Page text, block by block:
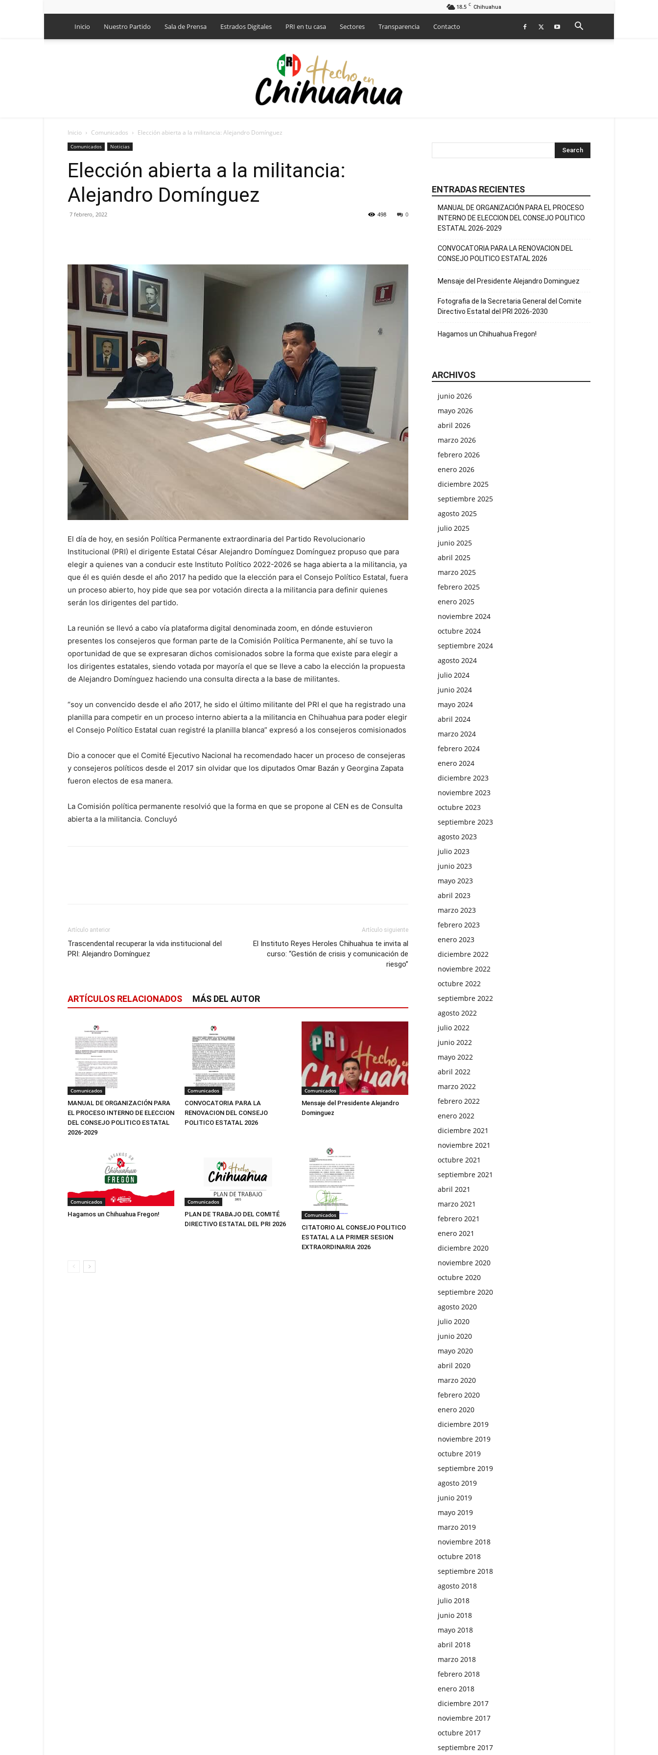
18.5 C Chihuahua
Inicio Nuestro Partido Sala de Prensa Estrados Digitales PRI en tu casa Sectores Transparencia Contacto
Chihuahua
Inicio Comunicados Elección abierta a la militancia: Alejandro Domínguez
Comunicados Noticias
Elección abierta a la militancia:
Alejandro Domínguez
7 febrero, 2022 0
498
El día de hoy, en sesión Política Permanente extraordinaria del Partido Revolucionario
Institucional (PRI) el dirigente Estatal César Alejandro Domínguez Domínguez propuso que para
elegir a quienes van a conducir este Instituto Político 2022-2026 se haga abierta a la militancia, ya
que él es quién desde el año 2017 ha pedido que la elección para el Consejo Político Estatal, fuera
un proceso abierto, hoy pide que sea por votación directa a la militancia para definir quienes
serán los dirigentes del partido.
La reunión se llevó a cabo vía plataforma digital denominada zoom, en dónde estuvieron
presentes los consejeros que forman parte de la Comisión Política Permanente, ahí se tuvo la
oportunidad de que se expresaran dichos comisionados sobre la forma que existe para elegir a
los dirigentes estatales, siendo votada por mayoría el que se lleve a cabo la elección la propuesta
de Alejandro Domínguez haciendo una consulta directa a la base de militantes.
“soy un convencido desde el año 2017, he sido el último militante del PRI el que ha registrado una
planilla para competir en un proceso interno abierta a la militancia en Chihuahua para poder elegir
el Consejo Político Estatal cuan registré la planilla blanca” expresó a los consejeros comisionados
Dio a conocer que el Comité Ejecutivo Nacional ha recomendado hacer un proceso de consejeras
y consejeros políticos desde el 2017 sin olvidar que los diputados Omar Bazán y Georgina Zapata
fueron electos de esa manera.
La Comisión política permanente resolvió que la forma en que se propone al CEN es de Consulta
abierta a la militancia. Concluyó
Artículo anterior
Trascendental recuperar la vida institucional del
PRI: Alejandro Domínguez
Artículo siguiente
El Instituto Reyes Heroles Chihuahua te invita al
curso: “Gestión de crisis y comunicación de
riesgo”
ARTÍCULOS RELACIONADOS MÁS DEL AUTOR
Comunicados
MANUAL DE ORGANIZACIÓN PARA
EL PROCESO INTERNO DE ELECCION
DEL CONSEJO POLITICO ESTATAL
2026-2029
Comunicados
CONVOCATORIA PARA LA
RENOVACION DEL CONSEJO
POLITICO ESTATAL 2026
Comunicados
Mensaje del Presidente Alejandro
Dominguez
Comunicados
Hagamos un Chihuahua Fregon!
Comunicados
PLAN DE TRABAJO DEL COMITÉ
DIRECTIVO ESTATAL DEL PRI 2026
Comunicados
CITATORIO AL CONSEJO POLITICO
ESTATAL A LA PRIMER SESION
EXTRAORDINARIA 2026
ENTRADAS RECIENTES
MANUAL DE ORGANIZACIÓN PARA EL PROCESO
INTERNO DE ELECCION DEL CONSEJO POLITICO
ESTATAL 2026-2029
CONVOCATORIA PARA LA RENOVACION DEL
CONSEJO POLITICO ESTATAL 2026
Mensaje del Presidente Alejandro Dominguez
Fotografia de la Secretaria General del Comite
Directivo Estatal del PRI 2026-2030
Hagamos un Chihuahua Fregon!
ARCHIVOS
junio 2026
mayo 2026
abril 2026
marzo 2026
febrero 2026
enero 2026
diciembre 2025
septiembre 2025
agosto 2025
julio 2025
junio 2025
abril 2025
marzo 2025
febrero 2025
enero 2025
noviembre 2024
octubre 2024
septiembre 2024
agosto 2024
julio 2024
junio 2024
mayo 2024
abril 2024
marzo 2024
febrero 2024
enero 2024
diciembre 2023
noviembre 2023
octubre 2023
septiembre 2023
agosto 2023
julio 2023
junio 2023
mayo 2023
abril 2023
marzo 2023
febrero 2023
enero 2023
diciembre 2022
noviembre 2022
octubre 2022
septiembre 2022
agosto 2022
julio 2022
junio 2022
mayo 2022
abril 2022
marzo 2022
febrero 2022
enero 2022
diciembre 2021
noviembre 2021
octubre 2021
septiembre 2021
abril 2021
marzo 2021
febrero 2021
enero 2021
diciembre 2020
noviembre 2020
octubre 2020
septiembre 2020
agosto 2020
julio 2020
junio 2020
mayo 2020
abril 2020
marzo 2020
febrero 2020
enero 2020
diciembre 2019
noviembre 2019
octubre 2019
septiembre 2019
agosto 2019
junio 2019
mayo 2019
marzo 2019
noviembre 2018
octubre 2018
septiembre 2018
agosto 2018
julio 2018
junio 2018
mayo 2018
abril 2018
marzo 2018
febrero 2018
enero 2018
diciembre 2017
noviembre 2017
octubre 2017
septiembre 2017